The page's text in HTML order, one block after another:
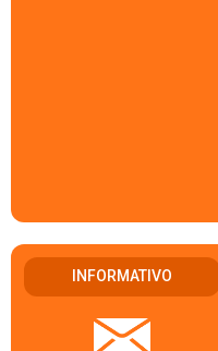
INFORMATIVO